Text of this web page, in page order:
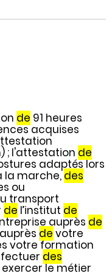
de 91 heures
acquises
; l'attestation de
adaptés lors
la marche,des
ou
transport
de l’institut de
auprès de
de votre
votre formation
des
le métier